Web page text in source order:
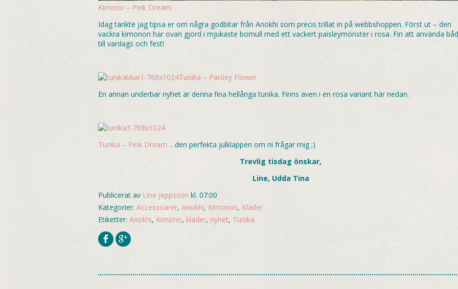
Kimono – Pink Dream
Idag tänkte jag tipsa er om några godbitar från Anokhi som precis trillat in på webbshoppen. Först ut – den
vackra kimonon här ovan gjord i mjukaste bomull med ett vackert paisleymönster i rosa. Fin att använda
till vardags och fest!
Tunika – Paisley Flower
En annan underbar nyhet är denna fina hellånga tunika. Finns även i en rosa variant här nedan.
Tunika – Pink Dream …den perfekta julklappen om ni frågar mig ;)
Trevlig tisdag önskar,
Line, Udda Tina
Publicerat av Line Jeppsson kl. 07:00
Kategorier: Accessoarer, Anokhi, Kimonos, Kläder
Etiketter: Anokhi, Kimono, kläder, nyhet, Tunika